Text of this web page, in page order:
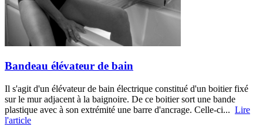
Bandeau élévateur de bain
Il s'agit d'un élévateur de bain électrique constitué d'un boitier fixé
sur le mur adjacent à la baignoire. De ce boitier sort une bande
plastique avec à son extrémité une barre d'ancrage. Celle-ci... Lire
l'article